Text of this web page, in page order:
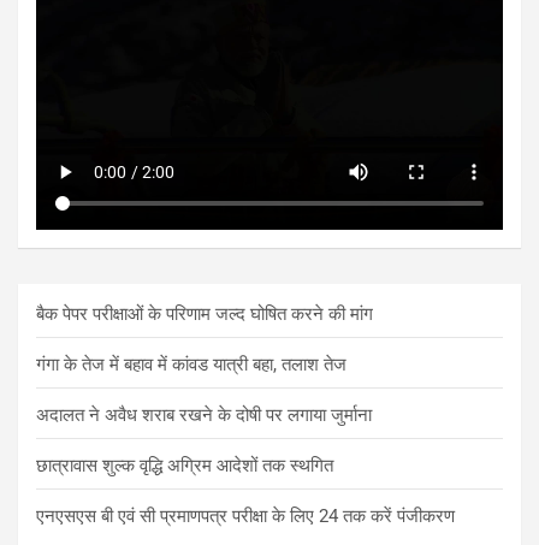
बैक पेपर परीक्षाओं के परिणाम जल्द घोषित करने की मांग
गंगा के तेज में बहाव में कांवड यात्री बहा, तलाश तेज
अदालत ने अवैध शराब रखने के दोषी पर लगाया जुर्माना
छात्रावास शुल्क वृद्धि अग्रिम आदेशों तक स्थगित
एनएसएस बी एवं सी प्रमाणपत्र परीक्षा के लिए 24 तक करें पंजीकरण